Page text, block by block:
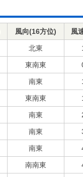
風向(16方位) 風
北東
東南東
南東
東南東
南東
南東
南東
南南東